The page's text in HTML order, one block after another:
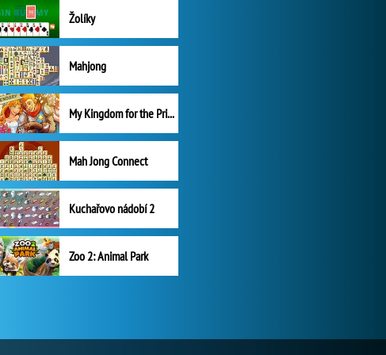
Žolíky
Mahjong
My Kingdom for the Princess Plná verze
Mah Jong Connect
Kuchařovo nádobí 2
Zoo 2: Animal Park